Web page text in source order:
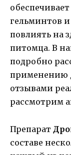
гельминтов
повлиять на
питомца. В
подробно
применению
отзывами
рассмотрим
Препарат
составе